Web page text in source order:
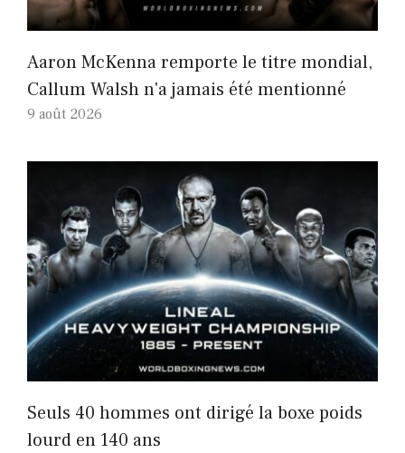
Aaron McKenna remporte le titre mondial,
Callum Walsh n'a jamais été mentionné
9 août 2026
Seuls 40 hommes ont dirigé la boxe poids
lourd en 140 ans